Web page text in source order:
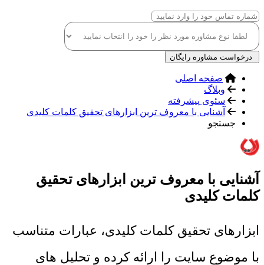
درخواست مشاوره رایگان
صفحه اصلی
وبلاگ
سئوی پیشرفته
آشنایی با معروف ترین ابزارهای تحقیق کلمات کلیدی
جستجو
آشنایی با معروف ترین ابزارهای تحقیق
کلمات کلیدی
ابزارهای تحقیق کلمات کلیدی، عبارات متناسب
با موضوع سایت را ارائه کرده و تحلیل های